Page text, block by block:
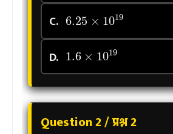
C. 6.25×1019
D. 1.6×1019
Question 2 / प्रश्न 2